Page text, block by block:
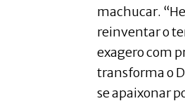
machucar.
reinventar o
exagero com
transforma o
se apaixonar